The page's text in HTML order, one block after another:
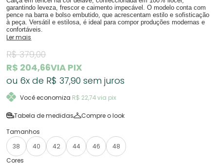
garantindo leveza, frescor e caimento impecável. O modelo conta com
pence na barra e bolso embutido, que acrescentam estilo e sofisticação
à peça. Versátil e estilosa, é ideal para compor produções modernas e
confortáveis.
Ler mais
R$ 204,66VIA PIX
R$ 379,00
6x R$ 37,90sem juros
Você economiza R$ 22,74 via pix
Tabela de medidas Compre o look
38 40 42 44 46 48